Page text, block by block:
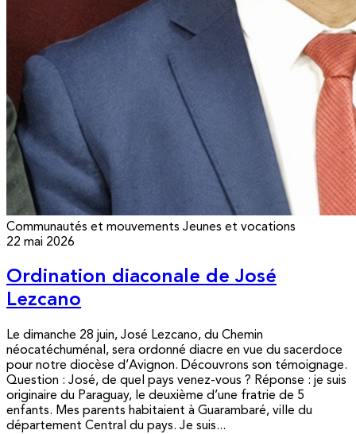
Communautés et mouvements Jeunes et vocations
22 mai 2026
Ordination diaconale de José
Lezcano
Le dimanche 28 juin, José Lezcano, du Chemin
néocatéchuménal, sera ordonné diacre en vue du sacerdoce
pour notre diocèse d’Avignon. Découvrons son témoignage.
Question : José, de quel pays venez-vous ? Réponse : je suis
originaire du Paraguay, le deuxième d’une fratrie de 5
enfants. Mes parents habitaient à Guarambaré, ville du
département Central du pays. Je suis...